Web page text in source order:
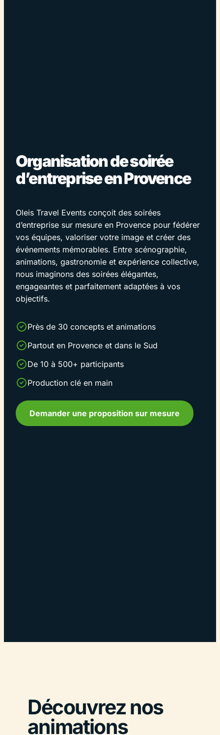
Organisation de soirée
d’entreprise en Provence
Oleis Travel Events conçoit des soirées
d’entreprise sur mesure en Provence pour fédérer
vos équipes, valoriser votre image et créer des
événements mémorables. Entre scénographie,
animations, gastronomie et expérience collective,
nous imaginons des soirées élégantes,
engageantes et parfaitement adaptées à vos
objectifs.
Près de 30 concepts et animations
Partout en Provence et dans le Sud
De 10 à 500+ participants
Production clé en main
Demander une proposition sur mesure
Découvrez nos
animations